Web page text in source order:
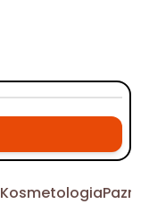
Kosmetologia